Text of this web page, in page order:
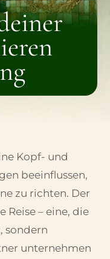
Kopf- und
beeinflussen,
zu richten. Der
Reise – eine, die
sondern
unternehmen